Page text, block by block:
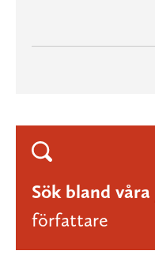
Sök bland våra
författare